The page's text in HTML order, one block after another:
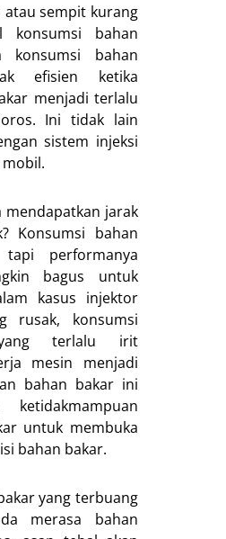
atau sempit kurang
konsumsi bahan
konsumsi bahan
efisien ketika
menjadi terlalu
Ini tidak lain
sistem injeksi
mendapatkan jarak
Konsumsi bahan
performanya
bagus untuk
kasus injektor
rusak, konsumsi
terlalu irit
mesin menjadi
bahan bakar ini
untuk membuka
bahan bakar.
yang terbuang
merasa bahan